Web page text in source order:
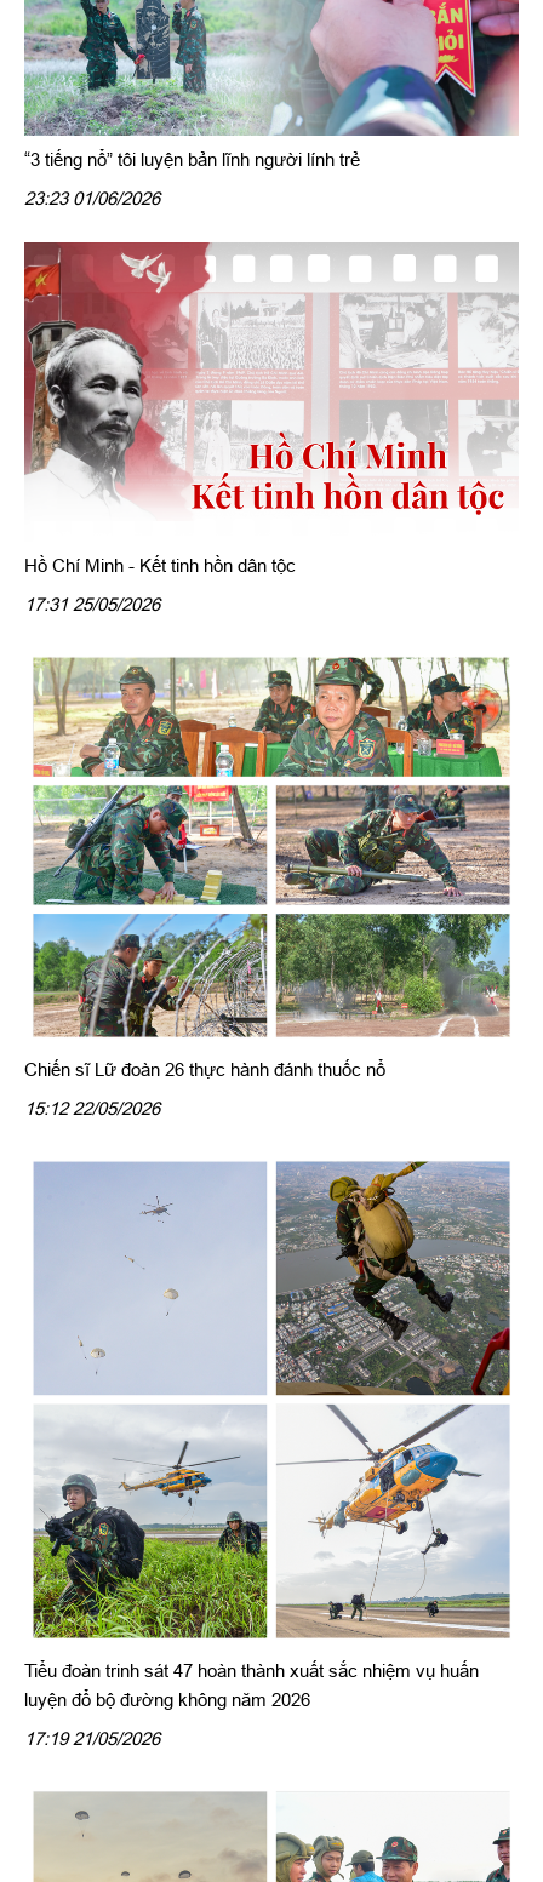
“3 tiếng nổ” tôi luyện bản lĩnh người lính trẻ
23:23 01/06/2026
Hồ Chí Minh - Kết tinh hồn dân tộc
17:31 25/05/2026
Chiến sĩ Lữ đoàn 26 thực hành đánh thuốc nổ
15:12 22/05/2026
Tiểu đoàn trinh sát 47 hoàn thành xuất sắc nhiệm vụ huấn
luyện đổ bộ đường không năm 2026
17:19 21/05/2026